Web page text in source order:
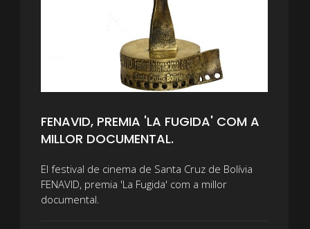
FENAVID, PREMIA 'LA FUGIDA' COM A
MILLOR DOCUMENTAL.
El festival de cinema de Santa Cruz de Bolívia
FENAVID, premia 'La Fugida' com a millor
documental.